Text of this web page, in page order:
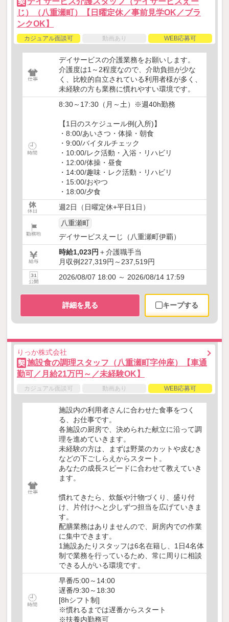
じ）（八重瀬町）【日曜定休／事前見学OK／ブラ
ンクOK】
カジュアル面談可 動画あり WEB応募可
デイサービスの介護業務をお願いします。
介護度は1～2程度なので、介助負担が少な
く、比較的自立されている利用者様が多く、
未経験の方も業務に慣れやすい環境です。
8:30～17:30（月～土）※週40h勤務
【1日のスケジュール例(入所)】
・8:00/あいさつ・体操・朝食
・9:00/バイタルチェック
・10:00/レク活動・入浴・リハビリ
・12:00/体操・昼食
・14:00/趣味・レク活動・リハビリ
・15:00/おやつ
・18:00/夕食
週2日（日曜定休+平日1日）
八重瀬町
デイサービスえーじ（八重瀬町伊覇）
時給1,023円 ＋介護職手当
月収例227,319円～237,519円
2026/08/07 18:00 ～ 2026/08/14 17:59
詳細を見る キープする
りっか株式会社
契 施設食の調理スタッフ（八重瀬町字仲座）【車通
勤可／月給21万円～／未経験OK】
カジュアル面談可 動画あり WEB応募可
施設内の利用者さんに合わせた食事をつく
る、お仕事です。
各施設の厨房で、決められた献立に沿って調
理を進めていきます。
未経験の方は、まずは野菜のカットや皮むき
などの下ごしらえからスタート。
あなたの成長スピードに合わせて教えていき
ます。
慣れてきたら、炊飯や汁物づくり、盛り付
け、片付けへと少しずつ担当を広げていきま
す。
配膳業務はありませんので、厨房内での作業
に集中できます。
1施設あたりスタッフは6名在籍し、1日4名体
制で業務を行っているため、常に周りに相談
できる人がいる環境です。
早番/5:00～14:00
遅番/9:30～18:30
[8hシフト制]
※慣れるまでは遅番からスタート
※扶養内勤務可